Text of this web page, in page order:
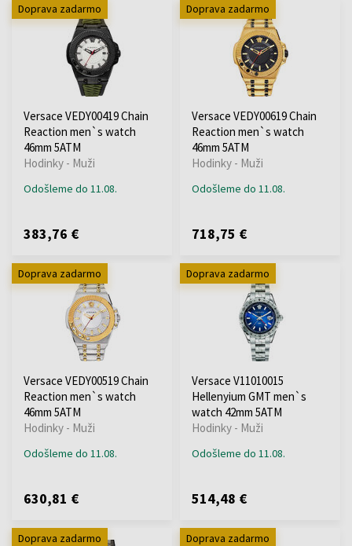
Doprava zadarmo
Versace VEDY00419 Chain
Reaction men`s watch
46mm 5ATM
Hodinky - Muži
Odošleme do 11.08.
383,76 €
Doprava zadarmo
Versace VEDY00619 Chain
Reaction men`s watch
46mm 5ATM
Hodinky - Muži
Odošleme do 11.08.
718,75 €
Doprava zadarmo
Versace VEDY00519 Chain
Reaction men`s watch
46mm 5ATM
Hodinky - Muži
Odošleme do 11.08.
630,81 €
Doprava zadarmo
Versace V11010015
Hellenyium GMT men`s
watch 42mm 5ATM
Hodinky - Muži
Odošleme do 11.08.
514,48 €
Doprava zadarmo Doprava zadarmo